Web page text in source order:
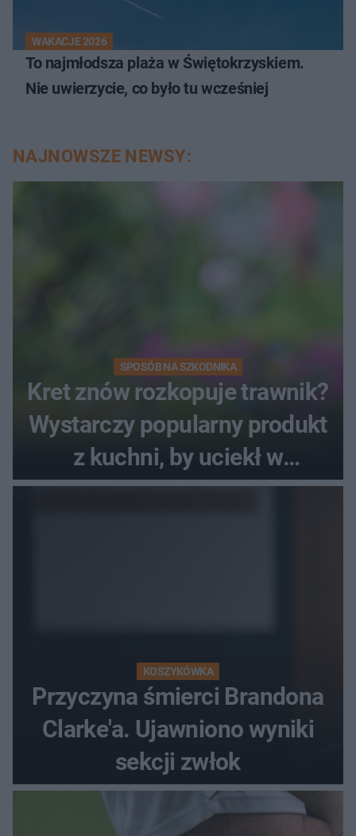
WAKACJE 2026
To najmłodsza plaża w Świętokrzyskiem.
Nie uwierzycie, co było tu wcześniej
NAJNOWSZE NEWSY:
SPOSÓB NA SZKODNIKA
Kret znów rozkopuje trawnik?
Wystarczy popularny produkt
z kuchni, by uciekł w
popłochu
KOSZYKÓWKA
Przyczyna śmierci Brandona
Clarke'a. Ujawniono wyniki
sekcji zwłok